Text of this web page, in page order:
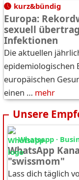
kurz&bündig
Europa:
sexuell
Infektionen
Die aktuellen
epidemiologischen
europäischen
einen … mehr
Unsere
Whatsapp ·
WhatsApp
"swissmom"
Lass dich täglich